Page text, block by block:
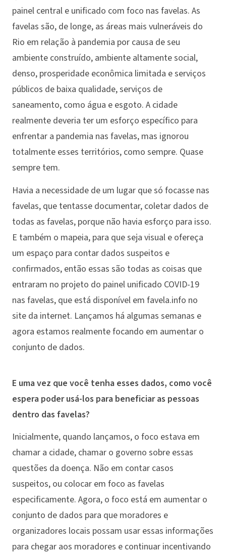
painel central e unificado com foco nas favelas. As
favelas são, de longe, as áreas mais vulneráveis do
Rio em relação à pandemia por causa de seu
ambiente construído, ambiente altamente social,
denso, prosperidade econômica limitada e serviços
públicos de baixa qualidade, serviços de
saneamento, como água e esgoto. A cidade
realmente deveria ter um esforço específico para
enfrentar a pandemia nas favelas, mas ignorou
totalmente esses territórios, como sempre. Quase
sempre tem.
Havia a necessidade de um lugar que só focasse nas
favelas, que tentasse documentar, coletar dados de
todas as favelas, porque não havia esforço para isso.
E também o mapeia, para que seja visual e ofereça
um espaço para contar dados suspeitos e
confirmados, então essas são todas as coisas que
entraram no projeto do painel unificado COVID-19
nas favelas, que está disponível em favela.info no
site da internet. Lançamos há algumas semanas e
agora estamos realmente focando em aumentar o
conjunto de dados.
E uma vez que você tenha esses dados, como você
espera poder usá-los para beneficiar as pessoas
dentro das favelas?
Inicialmente, quando lançamos, o foco estava em
chamar a cidade, chamar o governo sobre essas
questões da doença. Não em contar casos
suspeitos, ou colocar em foco as favelas
especificamente. Agora, o foco está em aumentar o
conjunto de dados para que moradores e
organizadores locais possam usar essas informações
para chegar aos moradores e continuar incentivando